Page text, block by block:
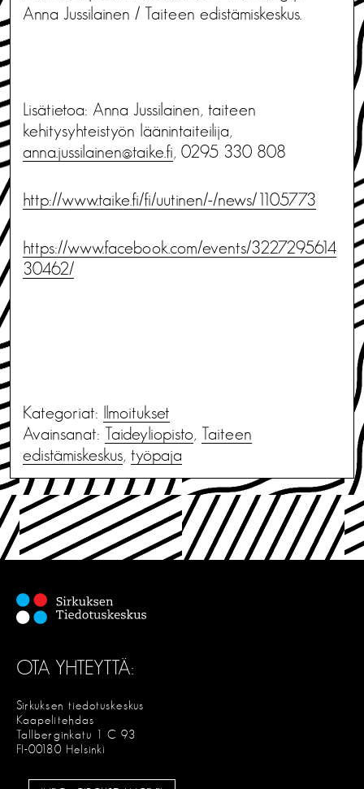
Anna Jussilainen / Taiteen edistämiskeskus.
Lisätietoa: Anna Jussilainen, taiteen
kehitysyhteistyön läänintaiteilija,
anna.jussilainen@taike.fi, 0295 330 808
http://www.taike.fi/fi/uutinen/-/news/1105773
https://www.facebook.com/events/3227295614
30462/
Kategoriat: Ilmoitukset
Avainsanat: Taideyliopisto, Taiteen
edistämiskeskus, työpaja
OTA YHTEYTTÄ:
Sirkuksen tiedotuskeskus
Kaapelitehdas
Tallberginkatu 1 C 93
FI-00180 Helsinki